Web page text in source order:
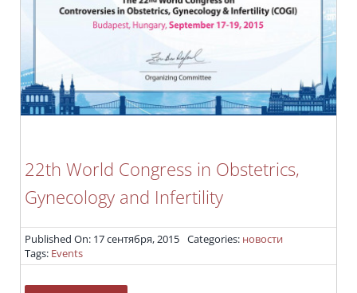
22th World Congress in Obstetrics,
Gynecology and Infertility
Published On: 17 сентября, 2015 Categories: новости
Tags: Events